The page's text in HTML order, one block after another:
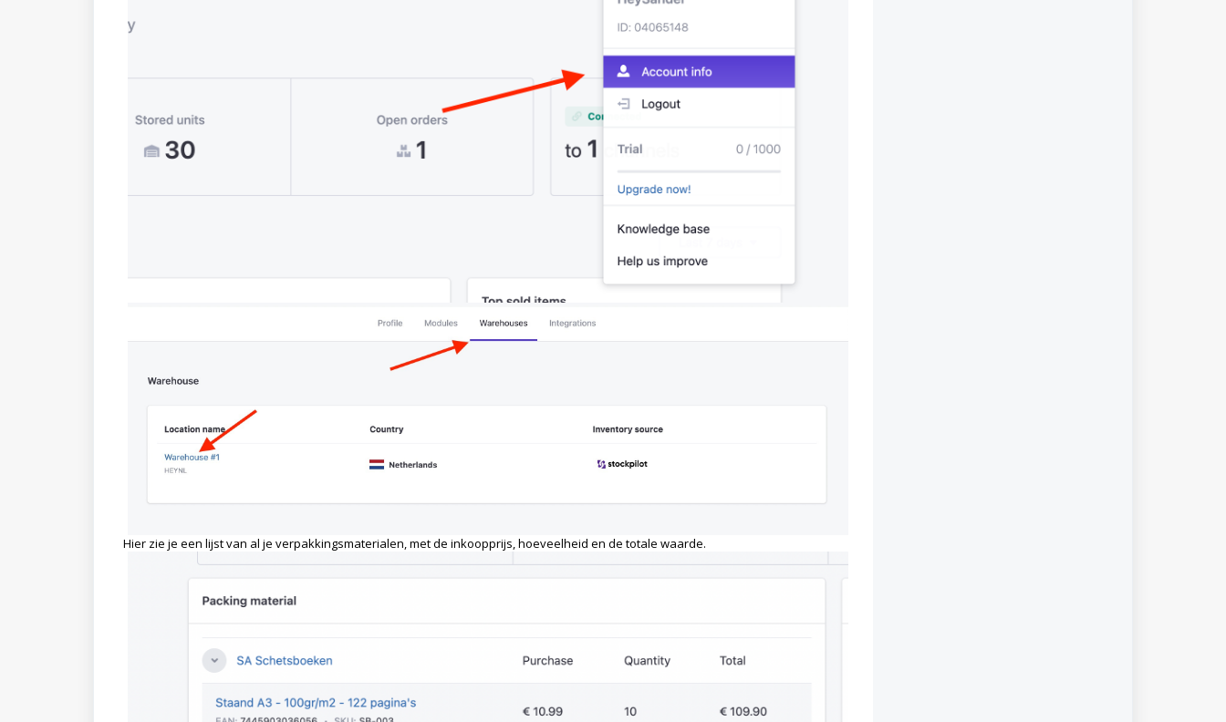
Hier zie je een lijst van al je verpakkingsmaterialen, met de inkoopprijs, hoeveelheid en de totale waarde.